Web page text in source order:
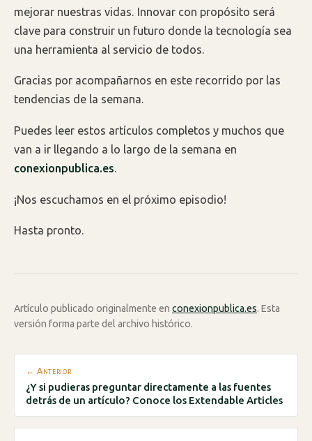
mejorar nuestras vidas. Innovar con propósito será
clave para construir un futuro donde la tecnología sea
una herramienta al servicio de todos.
Gracias por acompañarnos en este recorrido por las
tendencias de la semana.
Puedes leer estos artículos completos y muchos que
van a ir llegando a lo largo de la semana en
conexionpublica.es.
¡Nos escuchamos en el próximo episodio!
Hasta pronto.
Artículo publicado originalmente en conexionpublica.es. Esta
versión forma parte del archivo histórico.
← Anterior
¿Y si pudieras preguntar directamente a las fuentes
detrás de un artículo? Conoce los Extendable Articles